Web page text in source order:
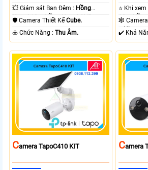
💥 Giám sát Ban Đêm : Hồng
Ngoại 10m Hồng Ngoại SMD.
🛡 Camera Thiết KếCube.
️☣️ Chức Năng :Thu Âm.
10m
🕸️
+ Nhựa.
CAmera TapoC410 KIT CAmera